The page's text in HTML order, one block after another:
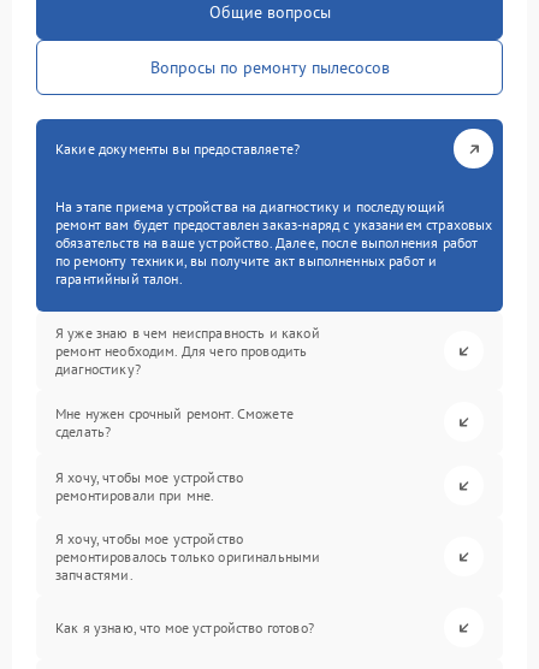
Общие вопросы
Вопросы по ремонту пылесосов
Какие документы вы предоставляете?
На этапе приема устройства на диагностику и последующий
ремонт вам будет предоставлен заказ-наряд с указанием страховых
обязательств на ваше устройство. Далее, после выполнения работ
по ремонту техники, вы получите акт выполненных работ и
гарантийный талон.
Я уже знаю в чем неисправность и какой
ремонт необходим. Для чего проводить
диагностику?
Мне нужен срочный ремонт. Сможете
сделать?
Я хочу, чтобы мое устройство
ремонтировали при мне.
Я хочу, чтобы мое устройство
ремонтировалось только оригинальными
запчастями.
Как я узнаю, что мое устройство готово?